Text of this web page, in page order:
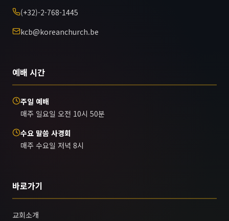
(+32)-2-768-1445
kcb@koreanchurch.be
예배 시간
주일 예배
매주 일요일 오전 10시 50분
수요 말씀 사경회
매주 수요일 저녁 8시
바로가기
교회소개